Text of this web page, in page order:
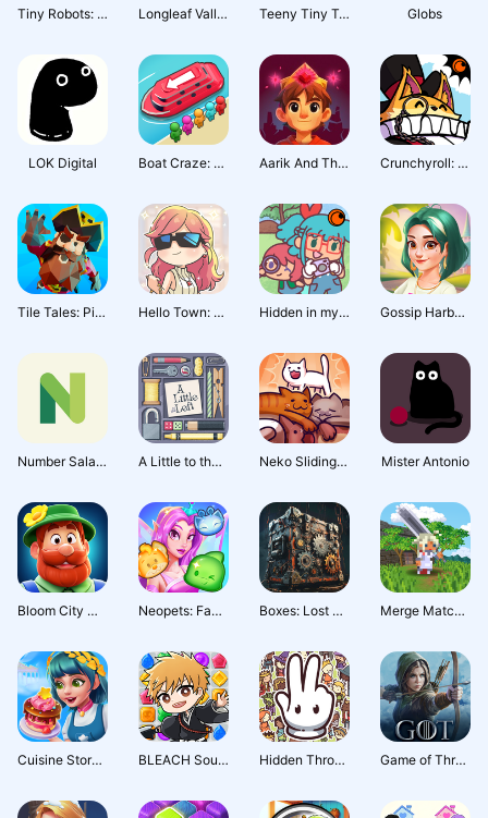
Tiny Robots: Portal Escape Longleaf Valley: Merge Game Teeny Tiny Town Globs
LOK Digital Boat Craze: Traffic Escape Aarik And The Ruined Kingdom Crunchyroll: ConnecTank
Tile Tales: Pirate Hello Town: Merge & Story Hidden in my Paradise Gossip Harbor®: Merge & Story
Number Salad: a daily puzzle A Little to the Left Neko Sliding: Cat Puzzle Mister Antonio
Bloom City Match Neopets: Faerie Fragments Boxes: Lost Fragments Merge Match March
Cuisine Story: Merge & Decor BLEACH Soul Puzzle Hidden Through Time 2 Game of Thrones RPG: Легенды